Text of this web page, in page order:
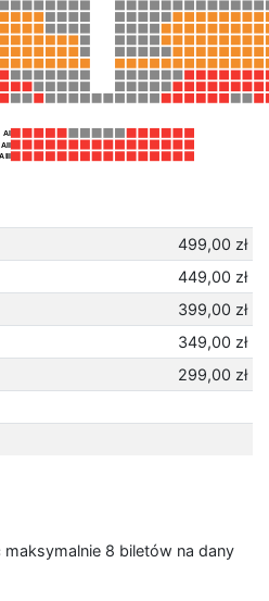
499,00 zł
449,00 zł
399,00 zł
349,00 zł
299,00 zł
8 biletów na dany